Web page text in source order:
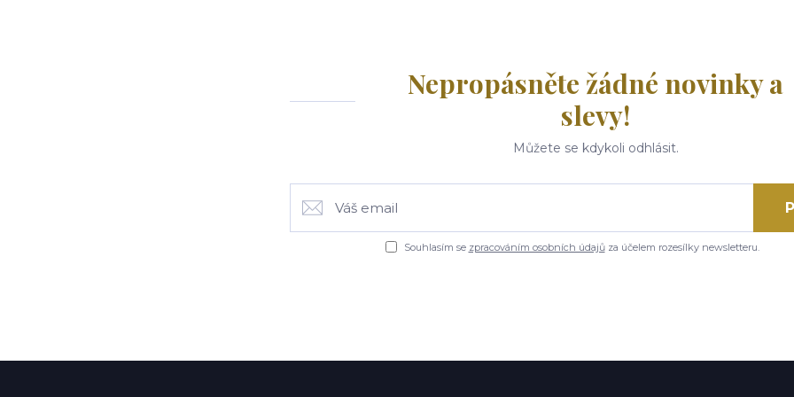
Nepropásněte žádné novinky a
slevy!
Můžete se kdykoli odhlásit.
Souhlasím se zpracováním osobních údajůza účelem rozesílky newsletteru.